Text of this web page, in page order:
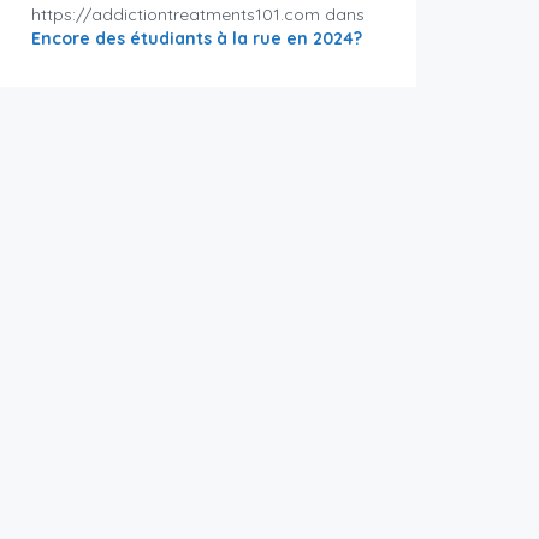
https://addictiontreatments101.com dans
Encore des étudiants à la rue en 2024?